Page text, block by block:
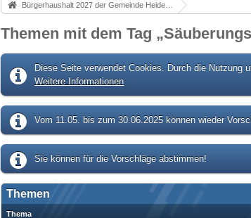
Bürgerhaushalt 2027 der Gemeinde Heidenrod
Themen mit dem Tag
Diese Seite verwendet Cookies. Durch die Nutzung
Weitere Informationen
Vom 11.05. bis zum 30.06.2025 können wieder
Sie können für die Vorschläge abstimmen!
Themen
Thema